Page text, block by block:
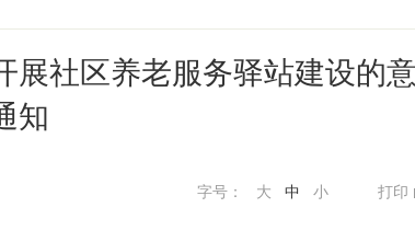
展社区养老服务驿站建设的意
知
打印
字号： 大 中 小